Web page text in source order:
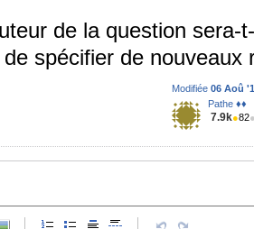
de la question sera-
spécifier de
Modifiée 06 Aoû
Pathe ♦♦
7.9k●82